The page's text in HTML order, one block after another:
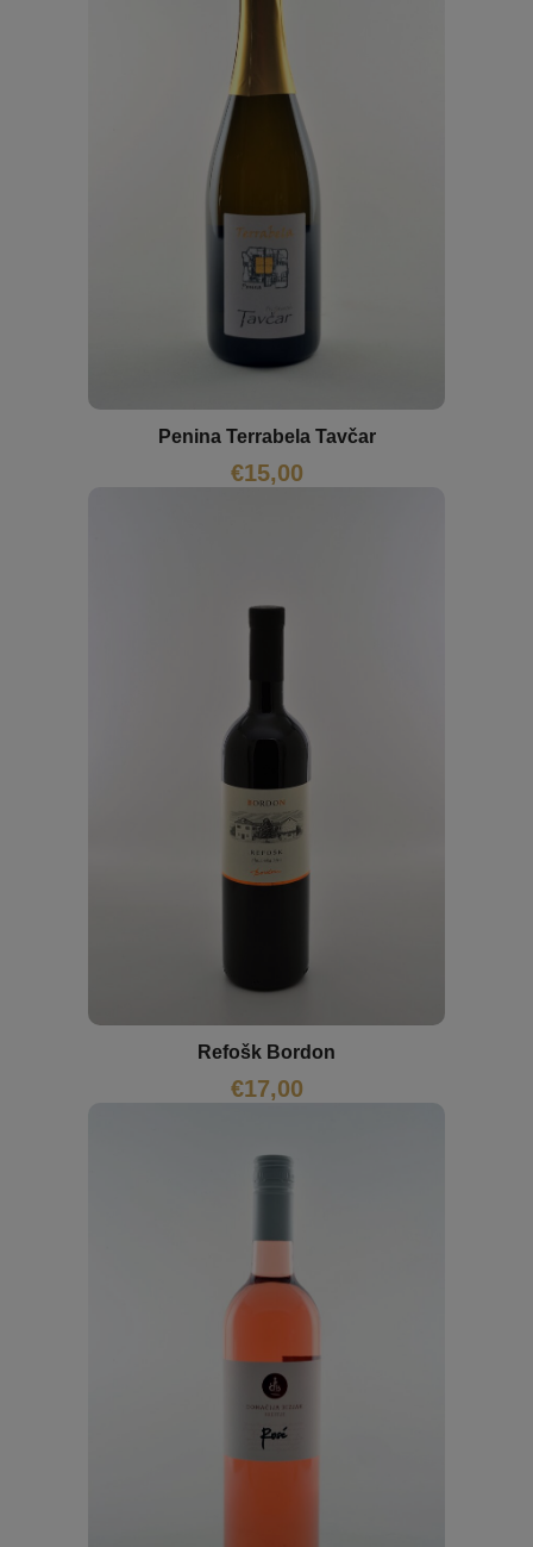
Penina Terrabela Tavčar
€15,00
Refošk Bordon
€17,00